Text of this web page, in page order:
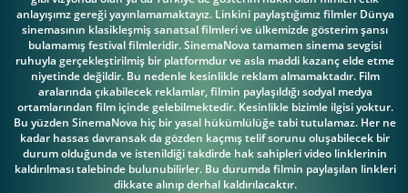
anlayışımz gereği yayınlamamaktayız. Linkini paylaştığımız filmler Dünya
sinemasının klasikleşmiş sanatsal filmleri ve ülkemizde gösterim şansı
bulamamış festival filmleridir. SinemaNova tamamen sinema sevgisi
ruhuyla gerçekleştirilmiş bir platformdur ve asla maddi kazanç elde etme
niyetinde değildir. Bu nedenle kesinlikle reklam almamaktadır. Film
aralarında çıkabilecek reklamlar, filmin paylaşıldığı sodyal medya
ortamlarından film içinde gelebilmektedir. Kesinlikle bizimle ilgisi yoktur.
Bu yüzden SinemaNova hiç bir yasal hükümlülüğe tabi tutulamaz. Her ne
kadar hassas davransak da gözden kaçmış telif sorunu oluşabilecek bir
durum olduğunda ve istenildiği takdirde hak sahipleri video linklerinin
kaldırılması talebinde bulunubilirler. Bu durumda filmin paylaşılan linkleri
dikkate alınıp derhal kaldırılacaktır.